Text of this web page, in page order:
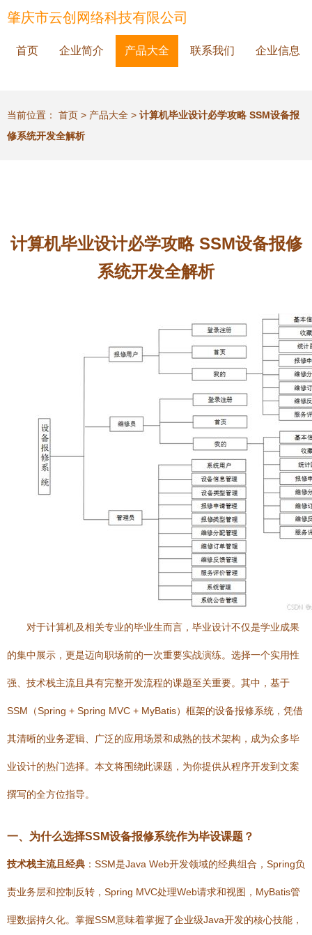
肇庆市云创网络科技有限公司
首页 企业简介 产品大全 联系我们 企业信息
当前位置： 首页 > 产品大全 > 计算机毕业设计必学攻略 SSM设备报
修系统开发全解析
计算机毕业设计必学攻略 SSM设备报修
系统开发全解析
对于计算机及相关专业的毕业生而言，毕业设计不仅是学业成果
的集中展示，更是迈向职场前的一次重要实战演练。选择一个实用性
强、技术栈主流且具有完整开发流程的课题至关重要。其中，基于
SSM（Spring + Spring MVC + MyBatis）框架的设备报修系统，凭借
其清晰的业务逻辑、广泛的应用场景和成熟的技术架构，成为众多毕
业设计的热门选择。本文将围绕此课题，为你提供从程序开发到文案
撰写的全方位指导。
一、为什么选择SSM设备报修系统作为毕设课题？
技术栈主流且经典 ：SSM是Java Web开发领域的经典组合，Spring负
责业务层和控制反转，Spring MVC处理Web请求和视图，MyBatis管
理数据持久化。掌握SSM意味着掌握了企业级Java开发的核心技能，